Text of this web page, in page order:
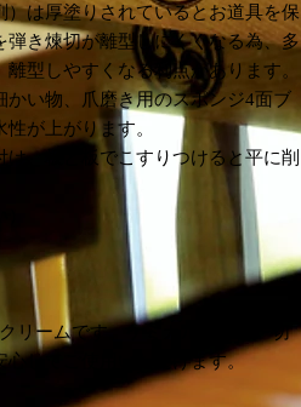
は厚塗りされているとお道具を保
き煉切が離型しにくくなる為、多
型しやすくなる利点があります。
い物、爪磨き用のスポンジ4面ブ
が上がります。
、板と板でこすりつけると平に削
リームです。ケミカル成分を一切
してご使用いただけます。